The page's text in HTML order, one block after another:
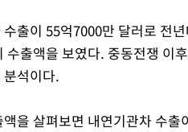
출이 55억7000만 달러로 전
수출액을 보였다. 중동전쟁 이
석이다.
을 살펴보면 내연기관차 수